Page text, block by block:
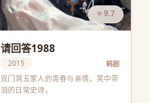
⭐ 9.7
请回答1988
2015 韩剧
双门洞五家人的青春与亲情，笑中带
泪的日常史诗。